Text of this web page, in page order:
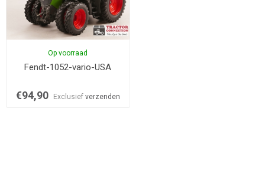
Op voorraad
Fendt-1052-vario-USA
€94,90 Exclusief verzenden